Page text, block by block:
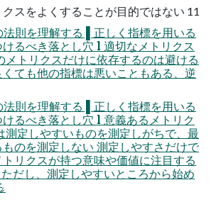
スをよくすることが⽬的ではない 11
則を理解する ▌正しく指標を⽤いる
るべき落とし⽳ l 適切なメトリクス
メトリクスだけに依存するのは避ける
ても他の指標は悪いこともある、逆
則を理解する ▌正しく指標を⽤いる
るべき落とし⽳ l 意義あるメトリク
測定しやすいものを測定しがちで、最
ものを測定しない 測定しやすさだけで
リクスが持つ意味や価値に注⽬する
だし、測定しやすいところから始め